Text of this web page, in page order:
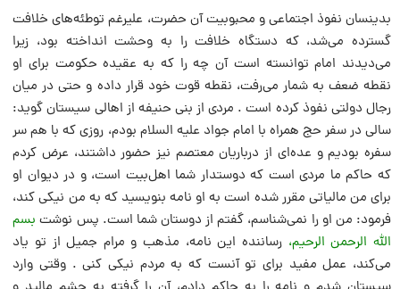
بدینسان نفوذ اجتماعى و محبوبیت آن حضرت، علیرغم توطئه‌هاى خلافت
گسترده مى‌شد، که دستگاه خلافت را به وحشت انداخته بود، زیرا
مى‌دیدند امام توانسته است آن چه را که به عقیده حکومت براى او
نقطه ضعف به شمار مى‌رفت، نقطه قوت خود قرار داده و حتى در میان
رجال دولتى نفوذ کرده است . مردى از بنى حنیفه از اهالى سیستان گوید:
سالى در سفر حج همراه با امام جواد علیه السلام بودم، روزى که با هم سر
سفره بودیم و عده‌اى از درباریان معتصم نیز حضور داشتند، عرض کردم
که حاکم ما مردى است که دوستدار شما اهل‌بیت است، و در دیوان او
براى من مالیاتى مقرر شده است به او نامه بنویسید که به من نیکى کند،
فرمود: من او را نمى‌شناسم، گفتم از دوستان شما است. پس نوشت بسم
الله الرحمن الرحیم، رساننده این نامه، مذهب و مرام جمیل از تو یاد
مى‌کند، عمل مفید براى تو آنست که به مردم نیکى کنى . وقتى وارد